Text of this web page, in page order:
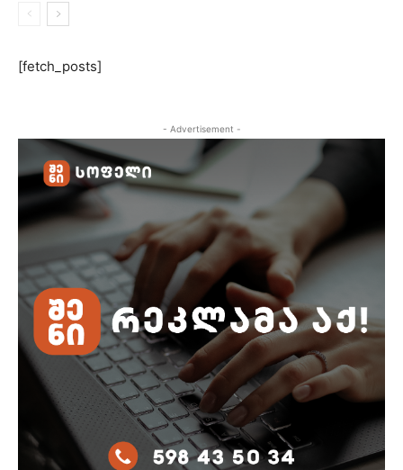
[fetch_posts]
- Advertisement -